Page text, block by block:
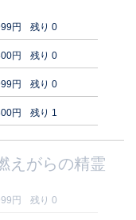
円 残り 0
円 残り 0
円 残り 0
円 残り 1
えがらの精霊
円 残り 0